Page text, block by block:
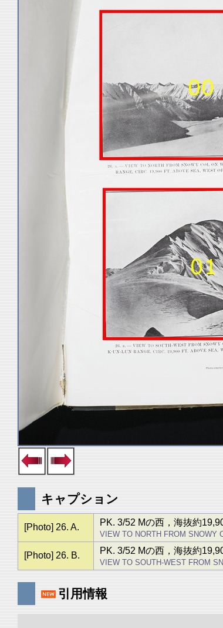
キャプション
[Photo] 26. A. PK. 3/52 Mの西，海抜約
VIEW TO NORTH FROM SNOWY
[Photo] 26. B. PK. 3/52 Mの西，海抜約
VIEW TO SOUTH-WEST FROM
引用情報